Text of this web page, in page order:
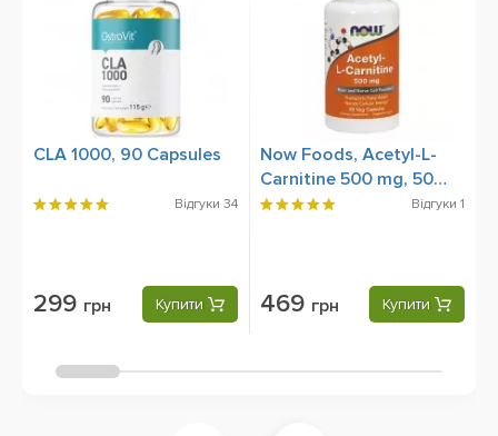
CLA 1000, 90 Capsules
Відгуки 34
299 грн Купити
Now Foods, Acetyl-L-
Carnitine 500 mg, 50
Veg Capsules
Відгуки 1
469 грн Купити